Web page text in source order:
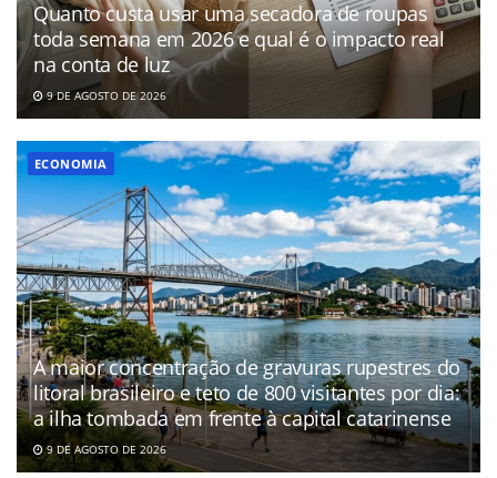
Quanto custa usar uma secadora de roupas
toda semana em 2026 e qual é o impacto real
na conta de luz
9 DE AGOSTO DE 2026
ECONOMIA
A maior concentração de gravuras rupestres do
litoral brasileiro e teto de 800 visitantes por dia:
a ilha tombada em frente à capital catarinense
9 DE AGOSTO DE 2026